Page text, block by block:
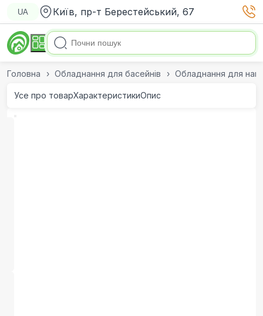
UA Київ, пр-т Берестейський, 67
Головна Обладнання для басейнів Обладнання для
Усе про товарХарактеристикиОпис